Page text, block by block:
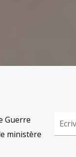
Guerre
ministère